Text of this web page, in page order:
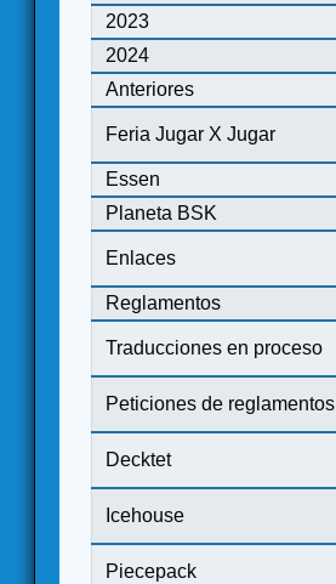
2023
2024
Anteriores
Feria Jugar X Jugar
Essen
Planeta BSK
Enlaces
Reglamentos
Traducciones en proceso
Peticiones de reglamentos
Decktet
Icehouse
Piecepack